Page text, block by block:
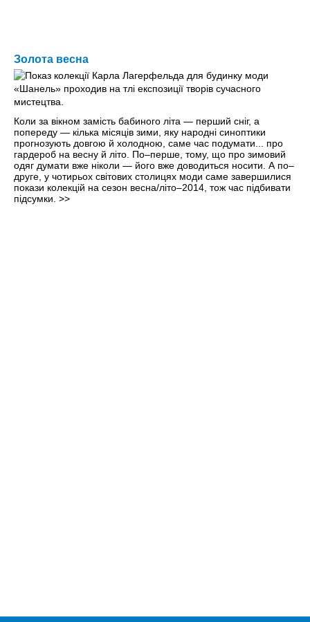
Золота весна
Коли за вікном замість бабиного літа — перший сніг, а
попереду — кілька місяців зими, яку народні синоптики
прогнозують довгою й холодною, саме час подумати... про
гардероб на весну й літо. По–перше, тому, що про зимовий
одяг думати вже ніколи — його вже доводиться носити. А по–
друге, у чотирьох світових столицях моди саме завершилися
покази колекцій на сезон весна/літо–2014, тож час підбивати
підсумки. >>